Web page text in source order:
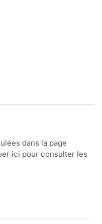
dans la page
ici pour consulter les